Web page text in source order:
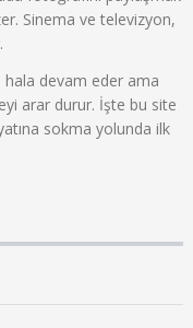
Sinema ve televizyon,
hala devam eder ama
arar durur. İşte bu site
sokma yolunda ilk